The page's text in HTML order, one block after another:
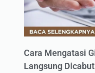
Cara Mengatasi
Langsung